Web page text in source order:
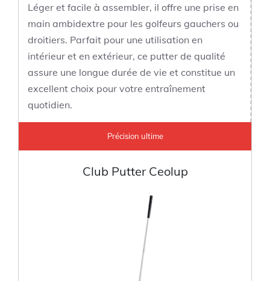
Léger et facile à assembler, il offre une prise en
main ambidextre pour les golfeurs gauchers ou
droitiers. Parfait pour une utilisation en
intérieur et en extérieur, ce putter de qualité
assure une longue durée de vie et constitue un
excellent choix pour votre entraînement
quotidien.
Précision ultime
Club Putter Ceolup